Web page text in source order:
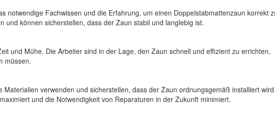
notwendige Fachwissen und die Erfahrung, um einen Doppelstabmattenzaun korrekt
und können sicherstellen, dass der Zaun stabil und langlebig ist.
und Mühe. Die Arbeiter sind in der Lage, den Zaun schnell und effizient zu errichten,
müssen.
verwenden und sicherstellen, dass der Zaun ordnungsgemäß installiert wird.
und die Notwendigkeit von Reparaturen in der Zukunft minimiert.